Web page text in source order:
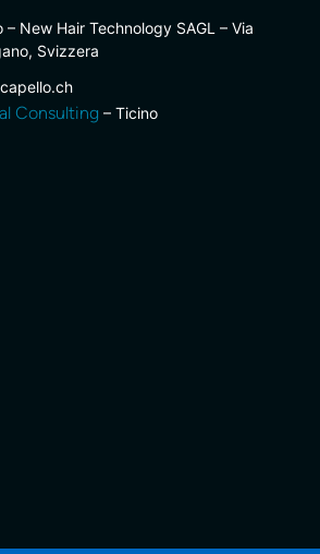
– New Hair Technology SAGL – Via
Svizzera
Consulting – Ticino